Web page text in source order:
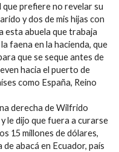
que prefiere no revelar su
y dos de mis hijas con
esta abuela que trabaja
faena en la hacienda, que
que se seque antes de
hacia el puerto de
como España, Reino
derecha de Wilfrido
le dijo que fuera a curarse
15 millones de dólares,
abacá en Ecuador, país